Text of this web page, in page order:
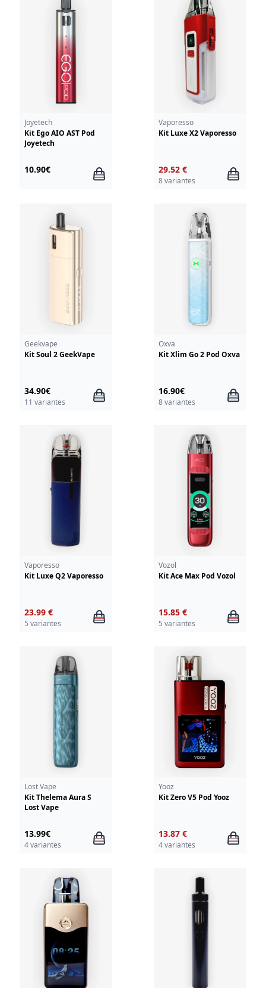
Joyetech
Kit Ego AIO AST Pod
Joyetech
10.90€
Vaporesso
Kit Luxe X2 Vaporesso
29.52 €
8 variantes
Geekvape
Kit Soul 2 GeekVape
34.90€
11 variantes
Oxva
Kit Xlim Go 2 Pod Oxva
16.90€
8 variantes
Vaporesso
Kit Luxe Q2 Vaporesso
23.99 €
5 variantes
Vozol
Kit Ace Max Pod Vozol
15.85 €
5 variantes
Lost Vape
Kit Thelema Aura S
Lost Vape
13.99€
4 variantes
Yooz
Kit Zero V5 Pod Yooz
13.87 €
4 variantes